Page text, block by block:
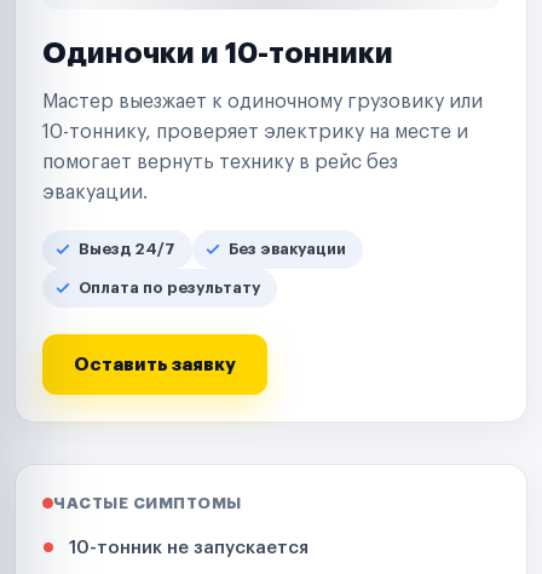
Одиночки и 10-тонники
Мастер выезжает к одиночному грузовику или
10-тоннику, проверяет электрику на месте и
помогает вернуть технику в рейс без
эвакуации.
Выезд 24/7 Без эвакуации
Оплата по результату
Оставить заявку
ЧАСТЫЕ СИМПТОМЫ
10-тонник не запускается